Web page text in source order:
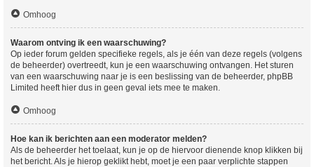
Omhoog
Waarom ontving ik een waarschuwing?
Op ieder forum gelden specifieke regels, als je één van deze regels (volgens
de beheerder) overtreedt, kun je een waarschuwing ontvangen. Het sturen
van een waarschuwing naar je is een beslissing van de beheerder, phpBB
Limited heeft hier dus in geen geval iets mee te maken.
Omhoog
Hoe kan ik berichten aan een moderator melden?
Als de beheerder het toelaat, kun je op de hiervoor dienende knop klikken bij
het bericht. Als je hierop geklikt hebt, moet je een paar verplichte stappen